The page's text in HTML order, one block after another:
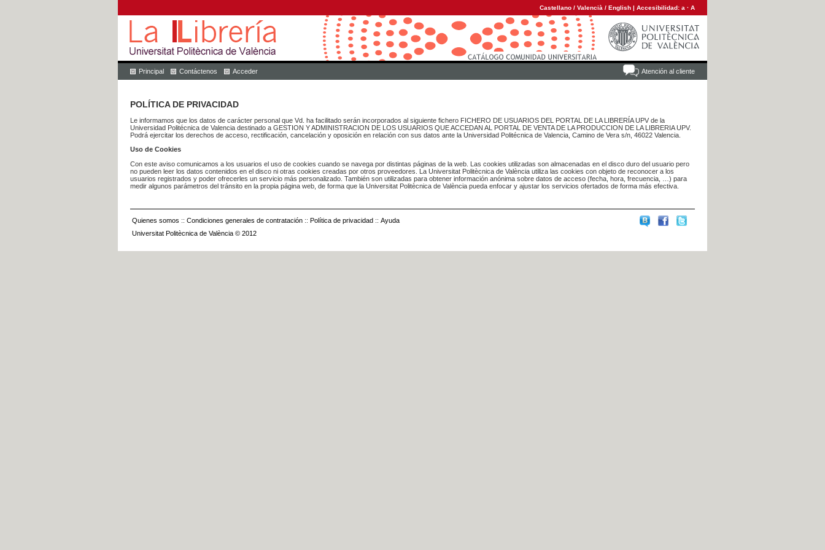
Castellano / Valencià / English | Accesibilidad: a · A
Atención al cliente
Principal Contáctenos Acceder
POLÍTICA DE PRIVACIDAD
Le informamos que los datos de carácter personal que Vd. ha facilitado serán incorporados al siguiente fichero FICHERO DE USUARIOS DEL PORTAL DE LA LIBRERÍA UPV de la
Universidad Politécnica de Valencia destinado a GESTION Y ADMINISTRACION DE LOS USUARIOS QUE ACCEDAN AL PORTAL DE VENTA DE LA PRODUCCION DE LA LIBRERIA UPV.
Podrá ejercitar los derechos de acceso, rectificación, cancelación y oposición en relación con sus datos ante la Universidad Politécnica de Valencia, Camino de Vera s/n, 46022 Valencia.
Uso de Cookies
Con este aviso comunicamos a los usuarios el uso de cookies cuando se navega por distintas páginas de la web. Las cookies utilizadas son almacenadas en el disco duro del usuario pero
no pueden leer los datos contenidos en el disco ni otras cookies creadas por otros proveedores. La Universitat Politècnica de València utiliza las cookies con objeto de reconocer a los
usuarios registrados y poder ofrecerles un servicio más personalizado. También son utilizadas para obtener información anónima sobre datos de acceso (fecha, hora, frecuencia, …) para
medir algunos parámetros del tránsito en la propia página web, de forma que la Universitat Politècnica de València pueda enfocar y ajustar los servicios ofertados de forma más efectiva.
Quienes somos :: Condiciones generales de contratación :: Política de privacidad :: Ayuda
Universitat Politècnica de València © 2012